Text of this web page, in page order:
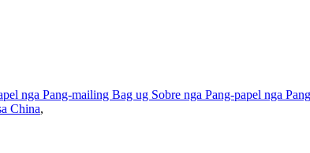
nga Pang-mailing Bag ug Sobre nga Pang-papel nga
China,